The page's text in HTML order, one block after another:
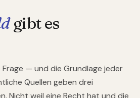
gibt es
— und die Grundlage jeder
Quellen geben drei